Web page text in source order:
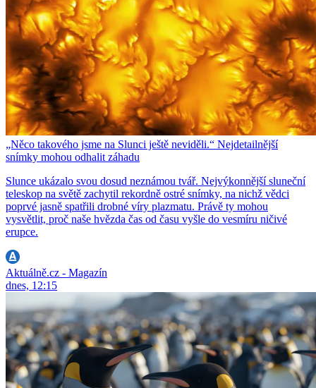
„Něco takového jsme na Slunci ještě neviděli.“ Nejdetailnější
snímky mohou odhalit záhadu
Slunce ukázalo svou dosud neznámou tvář. Nejvýkonnější sluneční
teleskop na světě zachytil rekordně ostré snímky, na nichž vědci
poprvé jasně spatřili drobné víry plazmatu. Právě ty mohou
vysvětlit, proč naše hvězda čas od času vyšle do vesmíru ničivé
erupce.
Aktuálně.cz - Magazín
dnes, 12:15